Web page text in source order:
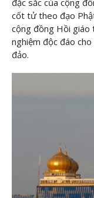
đặc sắc của cộng
cốt tử theo đạo
cộng đồng Hồi giáo
nghiệm độc đáo cho
đảo.